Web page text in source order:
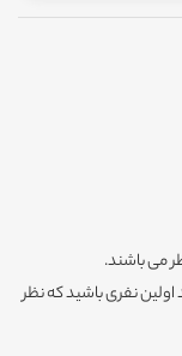
می باشند.
نفری باشید که نظر